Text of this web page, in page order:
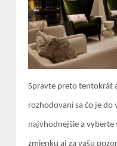
Spravte preto tentokrát
rozhodovaní sa čo je do
najvhodnejšie a vyberte
zmienku aj za vašu